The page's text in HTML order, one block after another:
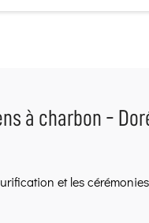
à charbon -
et les